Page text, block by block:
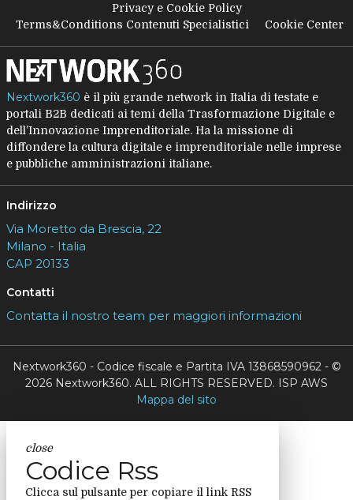
Privacy e Cookie Policy
Terms&Conditions Contenuti Specialistici
Cookie Center
Nextwork360 è il più grande network in Italia di testate e
portali B2B dedicati ai temi della Trasformazione Digitale e
dell’Innovazione Imprenditoriale. Ha la missione di
diffondere la cultura digitale e imprenditoriale nelle imprese
e pubbliche amministrazioni italiane.
Indirizzo
Via Moretto da Brescia, 22
Milano - Italia
CAP 20133
Contatti
Contatta il nostro team per maggiori informazioni
Nextwork360 - Codice fiscale e Partita IVA 13868590962 - ©
2026 Nextwork360. ALL RIGHTS RESERVED. ISP AWS
Mappa del sito
close
Codice Rss
Clicca sul pulsante per copiare il link RSS